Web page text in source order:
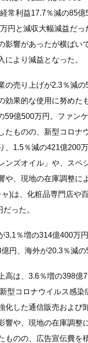
常利益17.7％減の85
円と減収大幅減益だ
影響があったが横ばい
により減益となった。
の売り上げが2.3％減
効果的な使用に努めた
59億500万円。ファン
たものの、新型コロナ
、1.5％減の421億200
ンズオイル」や、スペ
や、現地の在庫調整に
)は、化粧品専門店や
った。
3.1％増の314億400万
円、海外が20.3％減の
高は、3.6％増の398億
型コロナウイルス感
化した通信販売および
響や、現地の在庫調整
ものの、広告宣伝費を